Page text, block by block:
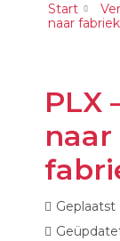
Start
naar
PLX
naar
Geplaatst